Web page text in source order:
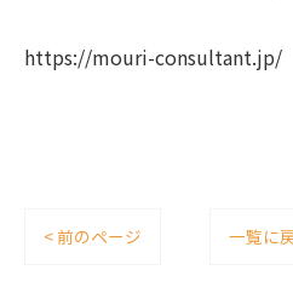
https://mouri-consultant.jp/
< 前のページ 一覧に